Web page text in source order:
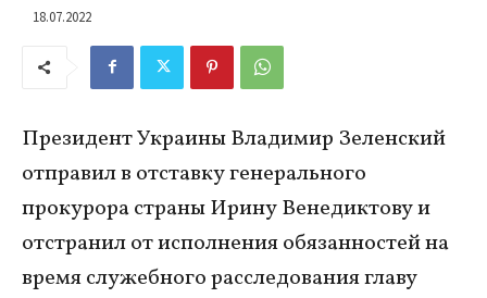
18.07.2022
Президент Украины Владимир Зеленский
отправил в отставку генерального
прокурора страны Ирину Венедиктову и
отстранил от исполнения обязанностей на
время служебного расследования главу